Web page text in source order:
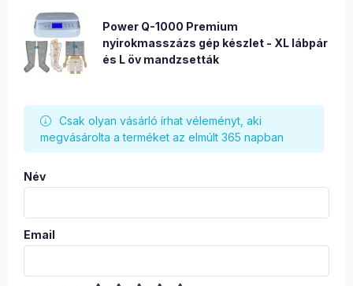
Power Q-1000 Premium
nyirokmasszázs gép készlet - XL lábpár
és L öv mandzsetták
Csak olyan vásárló írhat véleményt, aki
megvásárolta a terméket az elmúlt 365 napban
Név
Email